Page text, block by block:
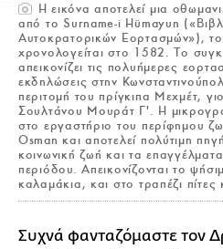
Η εικόνα αποτελεί μια
από το Surname-i Hümayun
Αυτοκρατορικών Εορτασμών»),
χρονολογείται στο 1582. Το
απεικονίζει τις πολυήμερες
εκδηλώσεις στην
περιτομή του πρίγκιπα Μεχμέτ,
Σουλτάνου Μουράτ Γ'. Η
στο εργαστήριο του περίφημου
Osman και αποτελεί πολύτιμη
κοινωνική ζωή και τα
περιόδου. Απεικονίζονται το
καλαμάκια, και στο τραπέζι πίτες
Συχνά φανταζόμαστε τον